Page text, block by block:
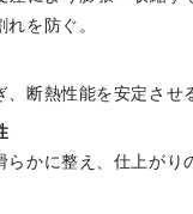
を防ぐ。
断熱性能を安定させ
らかに整え、仕上がり